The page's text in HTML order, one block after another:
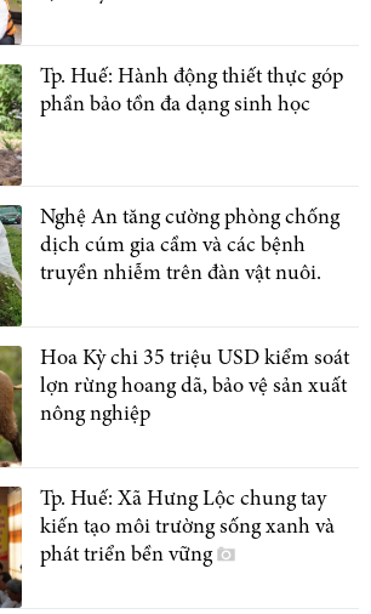
Tp. Huế: Hành động thiết thực góp
phần bảo tồn đa dạng sinh học
Nghệ An tăng cường phòng chống
dịch cúm gia cầm và các bệnh
truyền nhiễm trên đàn vật nuôi.
Hoa Kỳ chi 35 triệu USD kiểm soát
lợn rừng hoang dã, bảo vệ sản xuất
nông nghiệp
Tp. Huế: Xã Hưng Lộc chung tay
kiến tạo môi trường sống xanh và
phát triển bền vững